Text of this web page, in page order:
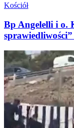
Kościół
Bp Angelelli i o.